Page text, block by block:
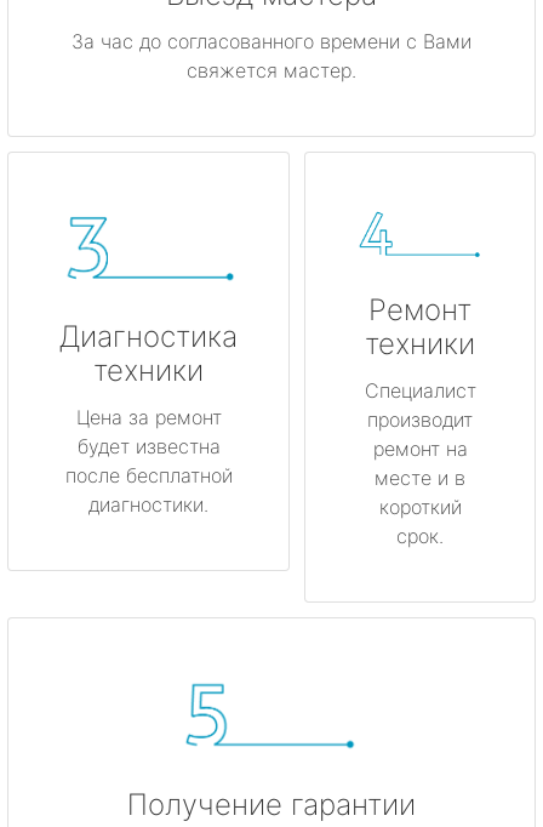
За час до согласованного времени с Вами
свяжется мастер.
Диагностика
техники
Цена за ремонт
будет известна
после бесплатной
диагностики.
Ремонт
техники
Специалист
производит
ремонт на
месте и в
короткий
срок.
Получение гарантии